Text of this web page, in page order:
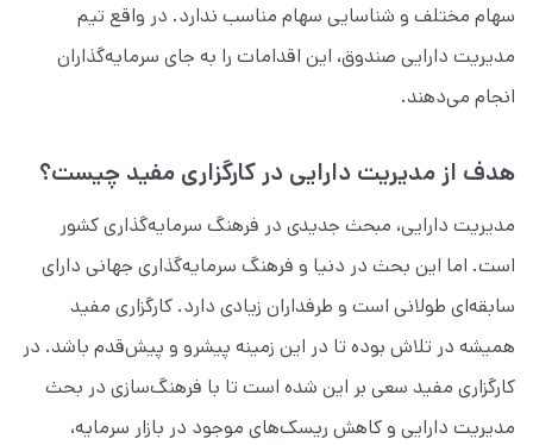
سهام مختلف و شناسایی سهام مناسب ندارد. در واقع تیم
مدیریت دارایی صندوق، این اقدامات را به جای سرمایه‌گذاران
انجام می‌دهند.
هدف از مدیریت دارایی در کارگزاری مفید چیست؟
مدیریت دارایی، مبحث جدیدی در فرهنگ سرمایه‌گذاری کشور
است. اما این بحث در دنیا و فرهنگ سرمایه‌گذاری جهانی دارای
سابقه‌‌ای طولانی است و طرفداران زیادی دارد. کارگزاری مفید
همیشه در تلاش بوده تا در این زمینه پیشرو و پیش‌قدم باشد. در
کارگزاری مفید سعی بر این شده است تا با فرهنگ‌سازی در بحث
مدیریت دارایی و کاهش ریسک‌های موجود در بازار سرمایه،